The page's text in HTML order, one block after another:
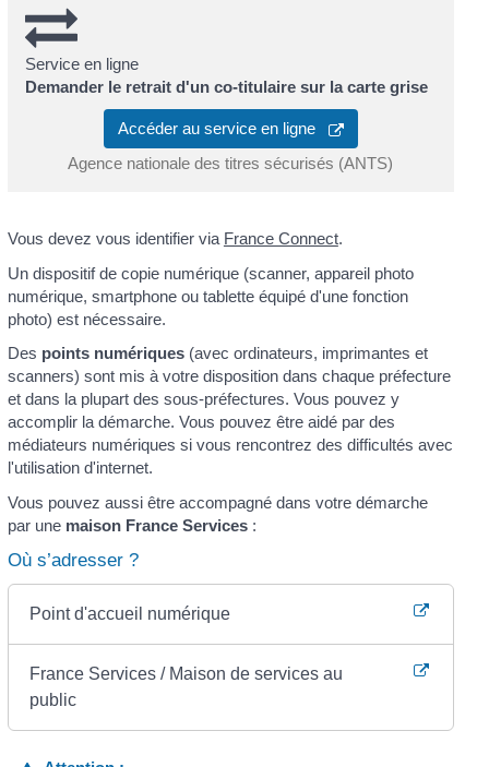
Service en ligne
Demander le retrait d'un co-titulaire sur la carte grise
Accéder au service en ligne
Agence nationale des titres sécurisés (ANTS)
Vous devez vous identifier via France Connect.
Un dispositif de copie numérique (scanner, appareil photo
numérique, smartphone ou tablette équipé d'une fonction
photo) est nécessaire.
Des points numériques(avec ordinateurs, imprimantes et
scanners) sont mis à votre disposition dans chaque préfecture
et dans la plupart des sous-préfectures. Vous pouvez y
accomplir la démarche. Vous pouvez être aidé par des
médiateurs numériques si vous rencontrez des difficultés avec
l'utilisation d'internet.
Vous pouvez aussi être accompagné dans votre démarche
par une maison France Services:
Où s’adresser ?
Point d'accueil numérique
France Services / Maison de services au
public